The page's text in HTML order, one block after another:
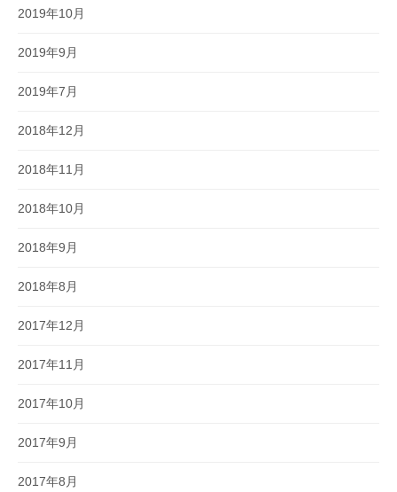
2019年10月
2019年9月
2019年7月
2018年12月
2018年11月
2018年10月
2018年9月
2018年8月
2017年12月
2017年11月
2017年10月
2017年9月
2017年8月